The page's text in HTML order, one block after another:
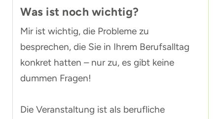
Was ist noch wichtig?
Mir ist wichtig, die Probleme zu
besprechen, die Sie in Ihrem Berufsalltag
konkret hatten – nur zu, es gibt keine
dummen Fragen!
Die Veranstaltung ist als berufliche